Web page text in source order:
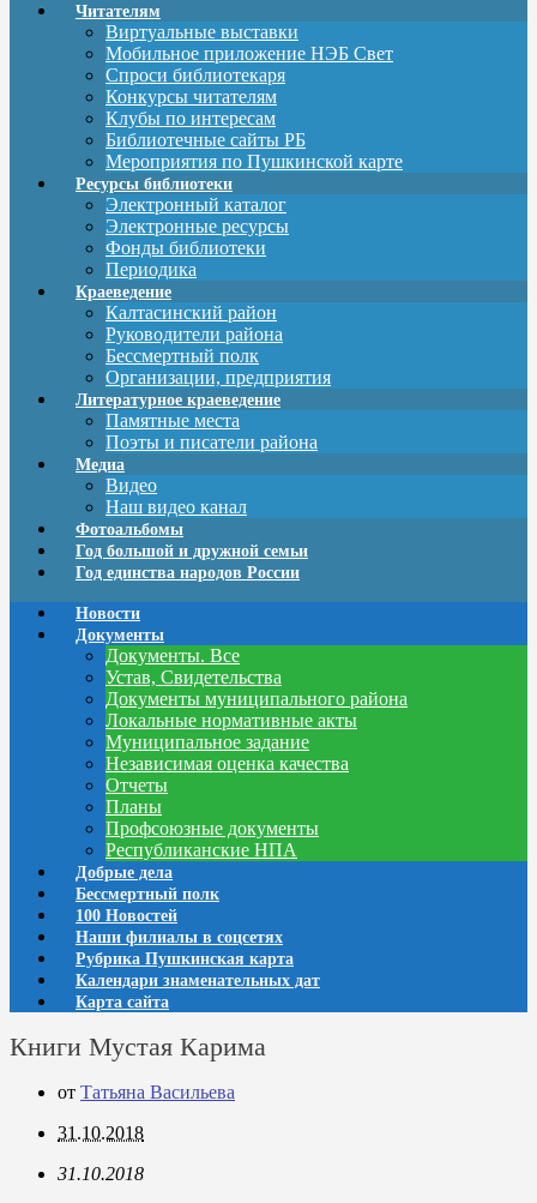
Читателям
Виртуальные выставки
Мобильное приложение НЭБ Свет
Спроси библиотекаря
Конкурсы читателям
Клубы по интересам
Библиотечные сайты РБ
Мероприятия по Пушкинской карте
Ресурсы библиотеки
Электронный каталог
Электронные ресурсы
Фонды библиотеки
Периодика
Краеведение
Калтасинский район
Руководители района
Бессмертный полк
Организации, предприятия
Литературное краеведение
Памятные места
Поэты и писатели района
Медиа
Видео
Наш видео канал
Фотоальбомы
Год большой и дружной семьи
Год единства народов России
Новости
Документы
Документы. Все
Устав, Свидетельства
Документы муниципального района
Локальные нормативные акты
Муниципальное задание
Независимая оценка качества
Отчеты
Планы
Профсоюзные документы
Республиканские НПА
Добрые дела
Бессмертный полк
100 Новостей
Наши филиалы в соцсетях
Рубрика Пушкинская карта
Календари знаменательных дат
Карта сайта
Книги Мустая Карима
от Татьяна Васильева
31.10.2018
31.10.2018